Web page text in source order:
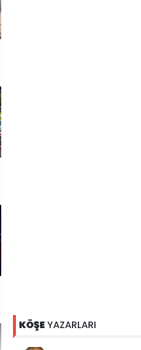
KÖŞEYAZARLARI